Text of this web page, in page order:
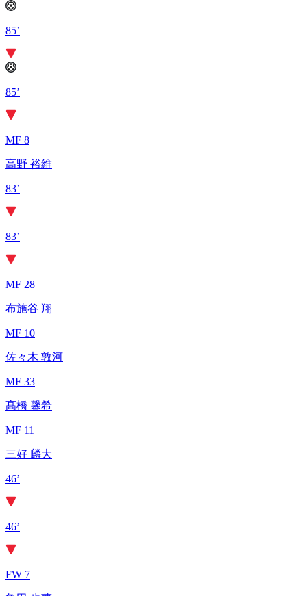
85’
85’
MF 8
高野 裕維
83’
83’
MF 28
布施谷 翔
MF 10
佐々木 敦河
MF 33
髙橋 馨希
MF 11
三好 麟大
46’
46’
FW 7